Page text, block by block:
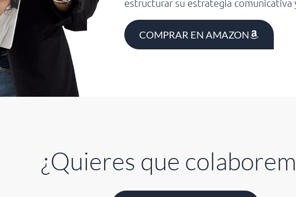
estructurar su estrategia
COMPRAR EN AMAZON
¿Quieres que